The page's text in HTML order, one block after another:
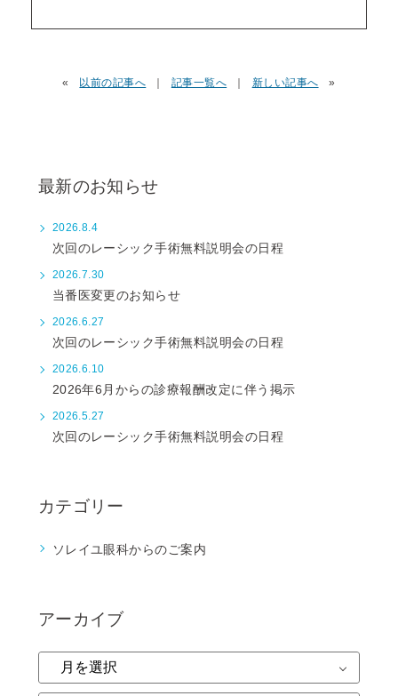
« 以前の記事へ 記事一覧へ 新しい記事へ »
最新のお知らせ
2026.8.4
次回のレーシック手術無料説明会の日程
2026.7.30
当番医変更のお知らせ
2026.6.27
次回のレーシック手術無料説明会の日程
2026.6.10
2026年6月からの診療報酬改定に伴う掲示
2026.5.27
次回のレーシック手術無料説明会の日程
カテゴリー
ソレイユ眼科からのご案内
アーカイブ